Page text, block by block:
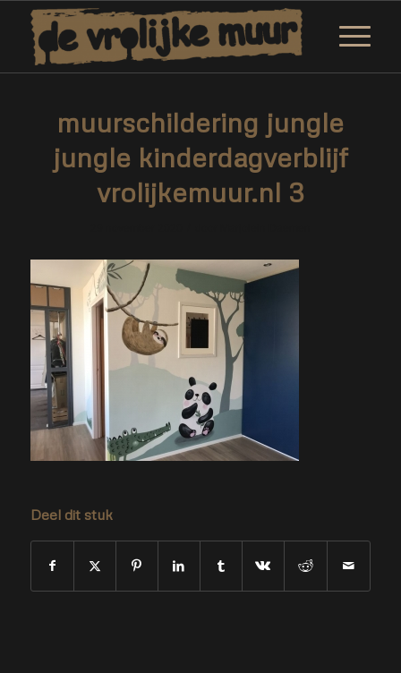
muurschildering jungle
jungle kinderdagverblijf
vrolijkemuur.nl 3
Deel dit stuk